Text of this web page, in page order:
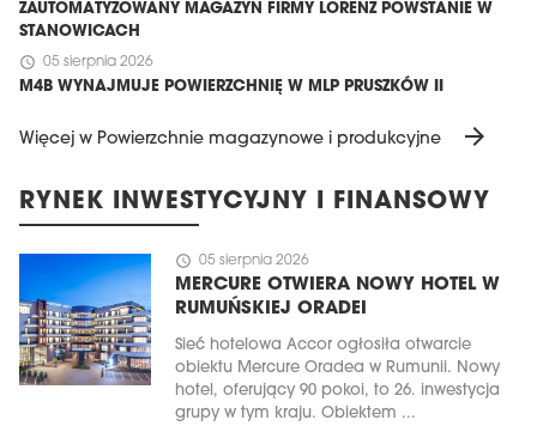
ZAUTOMATYZOWANY MAGAZYN FIRMY LORENZ POWSTANIE W
STANOWICACH
schedule 05 sierpnia 2026
M4B WYNAJMUJE POWIERZCHNIĘ W MLP PRUSZKÓW II
Więcej w Powierzchnie magazynowe i produkcyjne arrow_forward
RYNEK INWESTYCYJNY I FINANSOWY
schedule 05 sierpnia 2026
MERCURE OTWIERA NOWY HOTEL W
RUMUŃSKIEJ ORADEI
Sieć hotelowa Accor ogłosiła otwarcie
obiektu Mercure Oradea w Rumunii. Nowy
hotel, oferujący 90 pokoi, to 26. inwestycja
grupy w tym kraju. Obiektem ...